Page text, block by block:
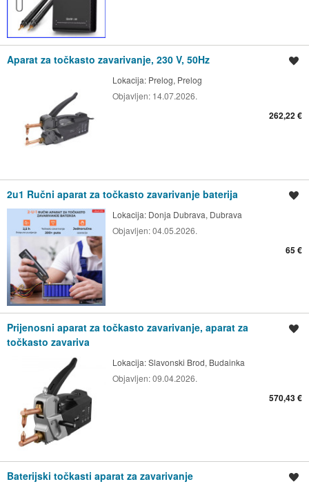
Aparat za točkasto zavarivanje, 230 V, 50Hz
Lokacija: Prelog, Prelog
Objavljen: 14.07.2026.
262,22 €
2u1 Ručni aparat za točkasto zavarivanje baterija
Lokacija: Donja Dubrava, Dubrava
Objavljen:04.05.2026.
65 €
Prijenosni aparat za točkasto zavarivanje, aparat za
točkasto zavariva
Lokacija:Slavonski Brod, Budainka
Objavljen:09.04.2026.
570,43 €
Baterijski točkasti aparat za zavarivanje